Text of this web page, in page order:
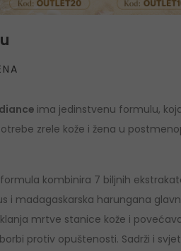
ima jedinstvenu formulu,
zrele kože i žena u
kombinira 7 biljnih
i madagaskarska harungana
mrtve stanice kože i
protiv opuštenosti. Sadrži i